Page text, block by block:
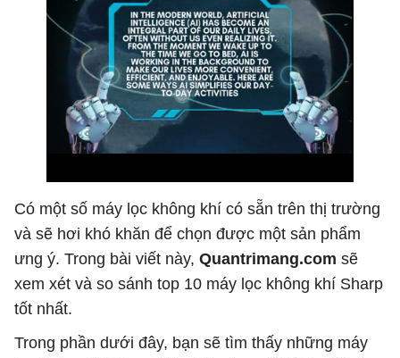
Có một số máy lọc không khí có sẵn trên thị trường
và sẽ hơi khó khăn để chọn được một sản phẩm
ưng ý. Trong bài viết này, Quantrimang.com sẽ
xem xét và so sánh top 10 máy lọc không khí Sharp
tốt nhất.
Trong phần dưới đây, bạn sẽ tìm thấy những máy